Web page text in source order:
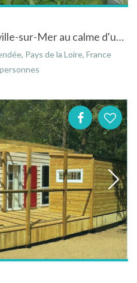
Villa tout confort à Longeville-sur-Mer au calme d'un quartier résidentiel à 1,5 km de la plage
Pays de la Loire, France